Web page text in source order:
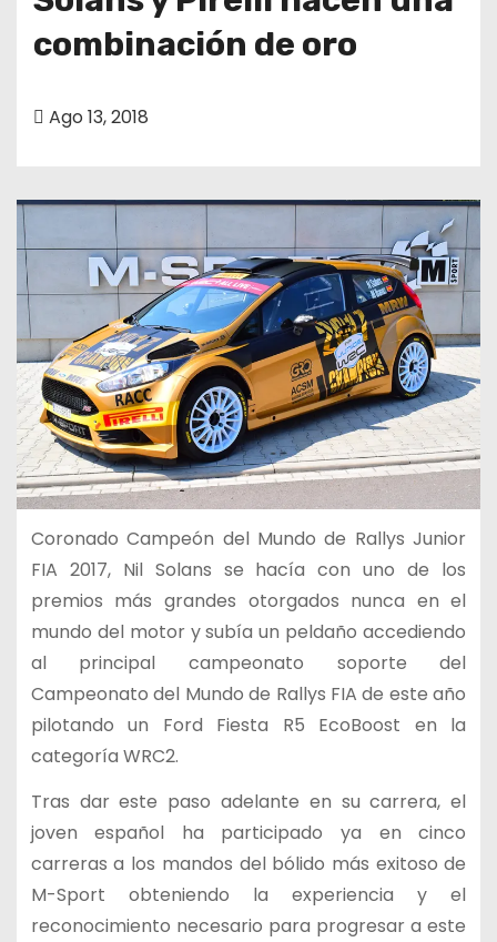
combinación de oro
Ago 13, 2018
Coronado Campeón del Mundo de Rallys Junior
FIA 2017, Nil Solans se hacía con uno de los
premios más grandes otorgados nunca en el
mundo del motor y subía un peldaño accediendo
al principal campeonato soporte del
Campeonato del Mundo de Rallys FIA de este año
pilotando un Ford Fiesta R5 EcoBoost en la
categoría WRC2.
Tras dar este paso adelante en su carrera, el
joven español ha participado ya en cinco
carreras a los mandos del bólido más exitoso de
M-Sport obteniendo la experiencia y el
reconocimiento necesario para progresar a este